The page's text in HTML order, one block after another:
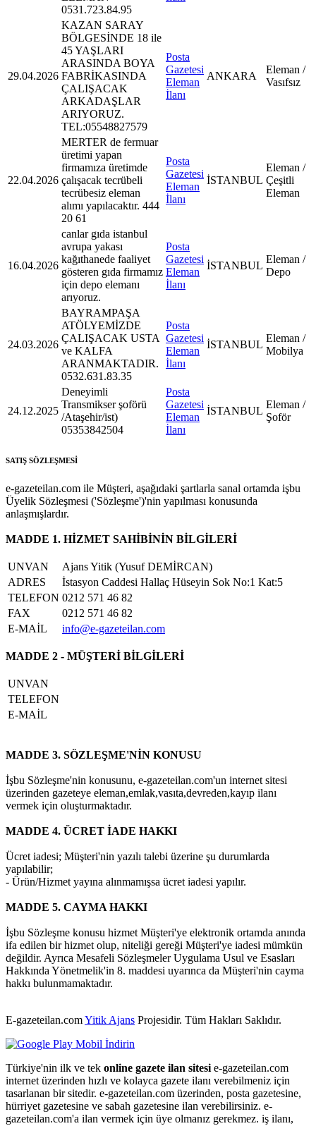
0531.723.84.95
29.04.2026
KAZAN SARAY
BÖLGESİNDE 18 ile
45 YAŞLARI
ARASINDA BOYA
FABRİKASINDA
ÇALIŞACAK
ARKADAŞLAR
ARIYORUZ.
TEL:05548827579
Posta
Gazetesi
Eleman
İlanı
ANKARA
Eleman /
Vasıfsız
22.04.2026
MERTER de fermuar
üretimi yapan
firmamıza üretimde
çalışacak tecrübeli
tecrübesiz eleman
alımı yapılacaktır. 444
20 61
Posta
Gazetesi
Eleman
İlanı
İSTANBUL
Eleman /
Çeşitli
Eleman
16.04.2026
canlar gıda istanbul
avrupa yakası
kağıthanede faaliyet
gösteren gıda firmamız
için depo elemanı
arıyoruz.
Posta
Gazetesi
Eleman
İlanı
İSTANBUL
Eleman /
Depo
24.03.2026
BAYRAMPAŞA
ATÖLYEMİZDE
ÇALIŞACAK USTA
ve KALFA
ARANMAKTADIR.
0532.631.83.35
Posta
Gazetesi
Eleman
İlanı
İSTANBUL
Eleman /
Mobilya
24.12.2025
Deneyimli
Transmikser şoförü
/Ataşehir/ist)
05353842504
Posta
Gazetesi
Eleman
İlanı
İSTANBUL
Eleman /
Şoför
SATIŞ SÖZLEŞMESİ
e-gazeteilan.com ile Müşteri, aşağıdaki şartlarla sanal ortamda işbu
Üyelik Sözleşmesi ('Sözleşme')'nin yapılması konusunda
anlaşmışlardır.
MADDE 1. HİZMET SAHİBİNİN BİLGİLERİ
UNVAN
Ajans Yitik (Yusuf DEMİRCAN)
ADRES
İstasyon Caddesi Hallaç Hüseyin Sok No:1 Kat:5
TELEFON 0212 571 46 82
FAX
0212 571 46 82
E-MAİL
info@e-gazeteilan.com
MADDE 2 - MÜŞTERİ BİLGİLERİ
UNVAN
TELEFON
E-MAİL
MADDE 3. SÖZLEŞME'NİN KONUSU
İşbu Sözleşme'nin konusunu, e-gazeteilan.com'un internet sitesi
üzerinden gazeteye eleman,emlak,vasıta,devreden,kayıp ilanı
vermek için oluşturmaktadır.
MADDE 4. ÜCRET İADE HAKKI
Ücret iadesi; Müşteri'nin yazılı talebi üzerine şu durumlarda
yapılabilir;
- Ürün/Hizmet yayına alınmamışsa ücret iadesi yapılır.
MADDE 5. CAYMA HAKKI
İşbu Sözleşme konusu hizmet Müşteri'ye elektronik ortamda anında
ifa edilen bir hizmet olup, niteliği gereği Müşteri'ye iadesi mümkün
değildir. Ayrıca Mesafeli Sözleşmeler Uygulama Usul ve Esasları
Hakkında Yönetmelik'in 8. maddesi uyarınca da Müşteri'nin cayma
hakkı bulunmamaktadır.
E-gazeteilan.comYitik Ajans Projesidir. Tüm Hakları Saklıdır.
Türkiye'nin ilk ve tek online gazete ilan sitesi e-gazeteilan.com
internet üzerinden hızlı ve kolayca gazete ilanı verebilmeniz için
tasarlanan bir sitedir. e-gazeteilan.com üzerinden, posta gazetesine,
hürriyet gazetesine ve sabah gazetesine ilan verebilirsiniz. e-
gazeteilan.com'a ilan vermek için üye olmanız gerekmez. iş ilanı,